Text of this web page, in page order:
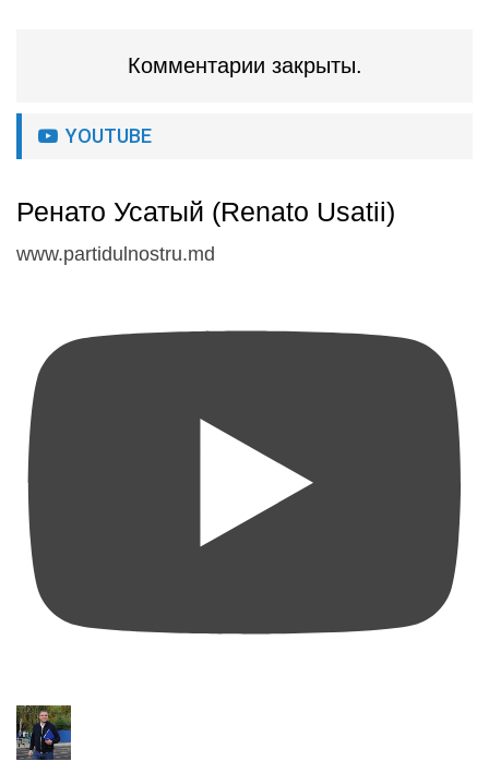
Комментарии закрыты.
YOUTUBE
Ренато Усатый (Renato Usatii)
www.partidulnostru.md